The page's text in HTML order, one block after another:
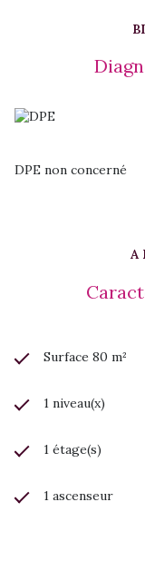
Charges locatives :
Honoraires d’agence
Frais de bail notarié
Flavie Sanchez
Alias Immobilier
DPE non concerné
A
Surface 80 m²
1 niveau(x)
1 étage(s)
1 ascenseur